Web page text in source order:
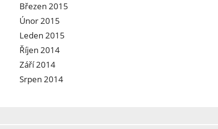
Březen 2015
Únor 2015
Leden 2015
Říjen 2014
Září 2014
Srpen 2014